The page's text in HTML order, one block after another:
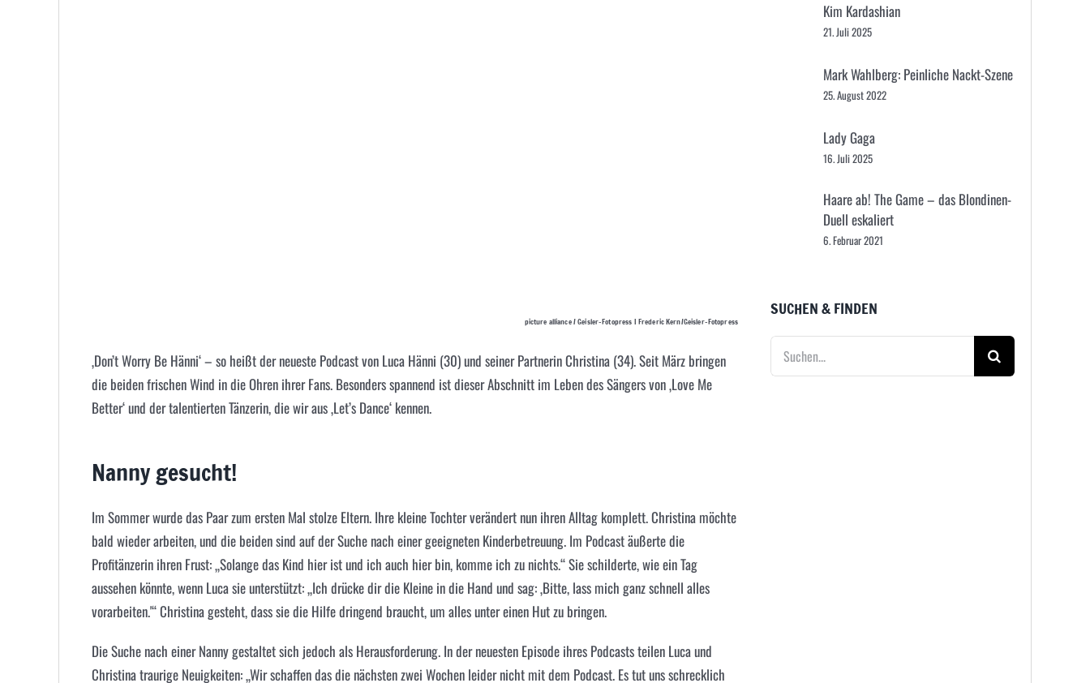
picture alliance / Geisler-Fotopress | Frederic Kern/Geisler-Fotopress
‚Don’t Worry Be Hänni‘ – so heißt der neueste Podcast von Luca Hänni (30) und seiner Partnerin Christina (34). Seit März bringen
die beiden frischen Wind in die Ohren ihrer Fans. Besonders spannend ist dieser Abschnitt im Leben des Sängers von ‚Love Me
Better‘ und der talentierten Tänzerin, die wir aus ‚Let’s Dance‘ kennen.
Nanny gesucht!
Im Sommer wurde das Paar zum ersten Mal stolze Eltern. Ihre kleine Tochter verändert nun ihren Alltag komplett. Christina möchte
bald wieder arbeiten, und die beiden sind auf der Suche nach einer geeigneten Kinderbetreuung. Im Podcast äußerte die
Profitänzerin ihren Frust: „Solange das Kind hier ist und ich auch hier bin, komme ich zu nichts.“ Sie schilderte, wie ein Tag
aussehen könnte, wenn Luca sie unterstützt: „Ich drücke dir die Kleine in die Hand und sag: ‚Bitte, lass mich ganz schnell alles
vorarbeiten.'“ Christina gesteht, dass sie die Hilfe dringend braucht, um alles unter einen Hut zu bringen.
Die Suche nach einer Nanny gestaltet sich jedoch als Herausforderung. In der neuesten Episode ihres Podcasts teilen Luca und
Christina traurige Neuigkeiten: „Wir schaffen das die nächsten zwei Wochen leider nicht mit dem Podcast. Es tut uns schrecklich
Kim Kardashian
21. Juli 2025
Mark Wahlberg: Peinliche Nackt-Szene
25. August 2022
Lady Gaga
16. Juli 2025
Haare ab! The Game – das Blondinen-
Duell eskaliert
6. Februar 2021
SUCHEN & FINDEN
Suche
nach: